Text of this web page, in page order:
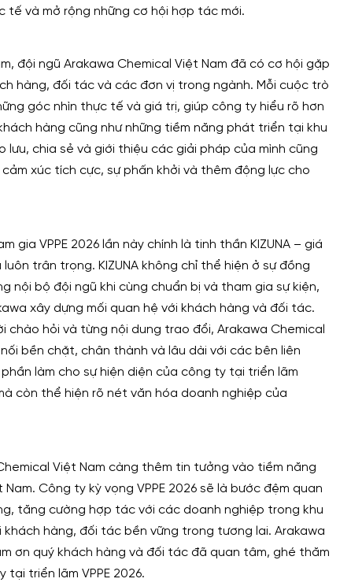
tế và mở rộng những cơ hội hợp tác mới.
đội ngũ Arakawa Chemical Việt Nam đã có cơ hội gặp
hàng, đối tác và các đơn vị trong ngành. Mỗi cuộc trò
góc nhìn thực tế và giá trị, giúp công ty hiểu rõ hơn
hàng cũng như những tiềm năng phát triển tại khu
chia sẻ và giới thiệu các giải pháp của mình cũng
xúc tích cực, sự phấn khởi và thêm động lực cho
gia VPPE 2026 lần này chính là tinh thần KIZUNA – giá
trân trọng. KIZUNA không chỉ thể hiện ở sự đồng
nội bộ đội ngũ khi cùng chuẩn bị và tham gia sự kiện,
xây dựng mối quan hệ với khách hàng và đối tác.
chào hỏi và từng nội dung trao đổi, Arakawa Chemical
bền chặt, chân thành và lâu dài với các bên liên
làm cho sự hiện diện của công ty tại triển lãm
còn thể hiện rõ nét văn hóa doanh nghiệp của
Việt Nam càng thêm tin tưởng vào tiềm năng
Công ty kỳ vọng VPPE 2026 sẽ là bước đệm quan
tăng cường hợp tác với các doanh nghiệp trong khu
hàng, đối tác bền vững trong tương lai. Arakawa
ơn quý khách hàng và đối tác đã quan tâm, ghé thăm
triển lãm VPPE 2026.